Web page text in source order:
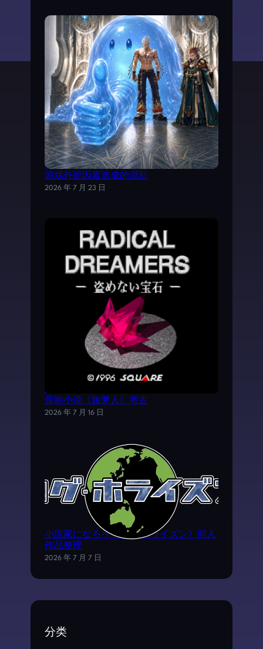
试以AI分析《魔力宝贝》日文剧情，理清
游戏外部因素造成的混乱
2026 年 7 月 23 日
音响小说《旅梦人》考古
2026 年 7 月 16 日
小説家になろう《ログ·ホライズン》同人
作品整理
2026 年 7 月 7 日
分类